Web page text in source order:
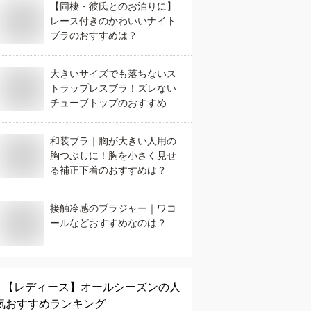
【同棲・彼氏とのお泊りに】
レース付きのかわいいナイト
ブラのおすすめは？
大きいサイズでも落ちないス
トラップレスブラ！ズレない
チューブトップのおすすめ
和装ブラ｜胸が大きい人用の
胸つぶしに！胸を小さく見せ
る補正下着のおすすめは？
接触冷感のブラジャー｜ワコ
ールなどおすすめなのは？
【レディース】 オールシーズンの人
おすすめランキング